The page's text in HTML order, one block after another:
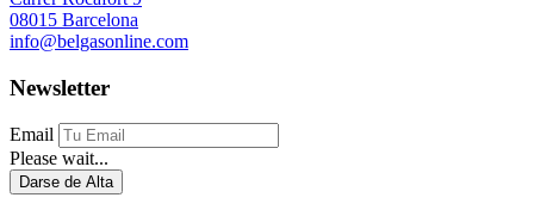
08015 Barcelona
info@belgasonline.com
Newsletter
Email
Please wait...
Darse de Alta